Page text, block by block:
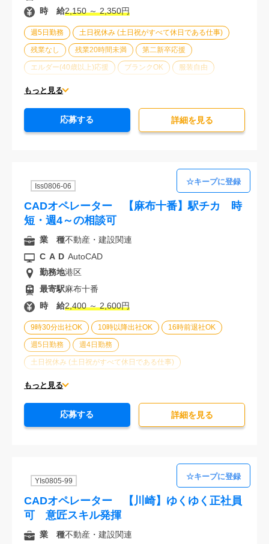
週5日勤務 土日祝休み (土日祝がすべて休日である仕事)
残業なし 残業20時間未満 第二新卒応援
エルダー(40歳以上)応援 ブランクOK 服装自由
駅から徒歩5分以内
未経験歓迎
もっと見る
時 給2,150 ～ 2,350円
応募する 詳細を⾒る
Iss0806-06
CADオペレーター 【麻布十番】駅チカ 時
短・週4～の相談可
9時30分出社OK 10時以降出社OK 16時前退社OK
週5日勤務 週4日勤務
土日祝休み (土日祝がすべて休日である仕事)
平日休みあり (週に一度以上平日に休日がある仕事)
エルダー(40歳以上)応援 服装自由
駅から徒歩5分以内 オフィスが禁煙 20代活躍中
もっと見る
業 種不動産・建設関連
CAD AutoCAD
勤務地港区
最寄駅麻布十番
時 給2,400 ～ 2,600円
応募する 詳細を⾒る
YIs0805-99
CADオペレーター 【川崎】ゆくゆく正社員
可 意匠スキル発揮
業 種不動産・建設関連